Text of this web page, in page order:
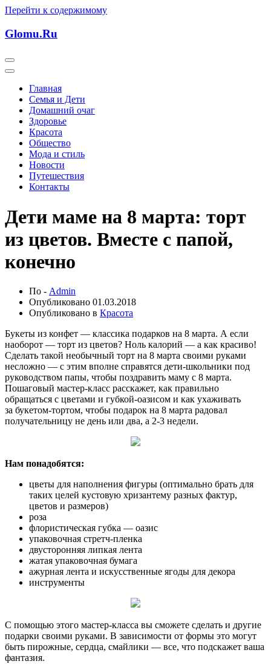
Перейти к содержимому
Glomu.Ru
Главная
Семья и Дети
Домашний очаг
Здоровье
Красота
Общество
Мода и стиль
Новости
Путешествия
Контакты
Дети маме на 8 марта: торт
из цветов. Вместе с папой,
конечно
По - Admin
Опубликовано 01.03.2018
Опубликовано в Красота
Букеты из конфет — классика подарков на 8 марта. А если
наоборот — торт из цветов? Ноль калорий — а как красиво!
Сделать такой необычный торт на 8 марта своими руками
несложно — с этим вполне справятся дети-школьники под
руководством папы, чтобы поздравить маму с 8 марта.
Пошаговый мастер-класс расскажет, как правильно
обращаться с цветами и губкой-оазисом и как ухаживать
за букетом-тортом, чтобы подарок на 8 марта радовал
получательницу не день или два, а 2-3 недели.
Нам понадобятся:
цветы для наполнения фигуры (оптимально брать для
таких целей кустовую хризантему разных фактур,
цветов и размеров)
роза
флористическая губка — оазис
упаковочная стретч-пленка
двусторонняя липкая лента
жатая упаковочная бумага
ажурная лента и искусственные ягоды для декора
инструменты
С помощью этого мастер-класса вы сможете сделать и другие
подарки своими руками. В зависимости от формы это могут
быть пирожные, сердца, смайлики — все, что подскажет ваша
фантазия.